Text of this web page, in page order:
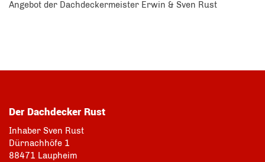
Angebot der Dachdeckermeister Erwin & Sven Rust
Der Dachdecker Rust
Inhaber Sven Rust
Dürnachhöfe 1
88471 Laupheim